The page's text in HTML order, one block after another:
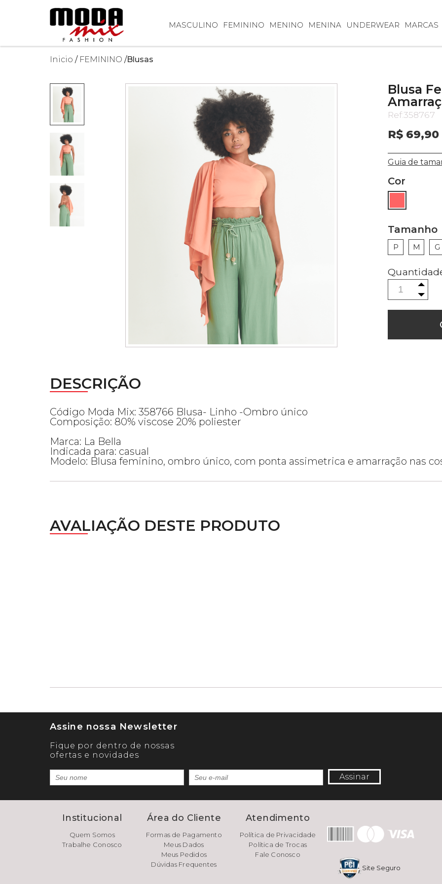
MARCAS
MASCULINO FEMININO MENINO MENINA UNDERWEAR
Inicio FEMININO Blusas
Blusa
Ref:358767
R$ 69,90
Guia de
Cor
Tamanho
P M G
DESCRIÇÃO
Código Moda Mix: 358766 Blusa- Linho -Ombro único
Composição: 80% viscose 20% poliester
Marca: La Bella
Indicada para: casual
Modelo: Blusa feminino, ombro único, com ponta assimetrica e amarração nas
AVALIAÇÃO DESTE PRODUTO
Assine nossa Newsletter
Fique por dentro de nossas
ofertas e novidades
Assinar
Institucional
Quem Somos
Trabalhe Conosco
Área do Cliente
Formas de Pagamento
Meus Dados
Meus Pedidos
Dúvidas Frequentes
Atendimento
Política de Privacidade
Política de Trocas
Fale Conosco
Site Seguro